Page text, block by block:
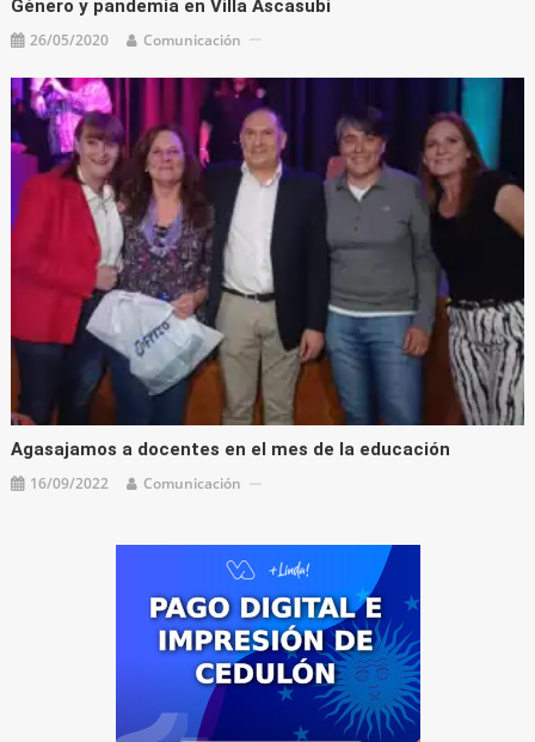
Género y pandemia en Villa Ascasubi
26/05/2020 Comunicación
Agasajamos a docentes en el mes de la educación
16/09/2022 Comunicación